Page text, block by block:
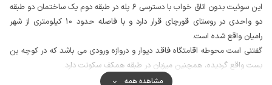
این سوئیت بدون اتاق خواب با دسترسی 6 پله در طبقه دوم یک ساختمان دو طبقه
دو واحدی در روستای قورچای قرار دارد و با فاصله حدود 10 کیلومتری از شهر
رامیان واقع شده است.
گفتنی است محوطه اقامتگاه فاقد دیوار و دروازه ورودی می باشد که در کوچه بن
بست واقع گردیده، همچنین میزبان در طبقه همکف سکونت دارد.
مشاهده همه